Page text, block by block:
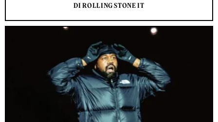
DI ROLLING STONE IT